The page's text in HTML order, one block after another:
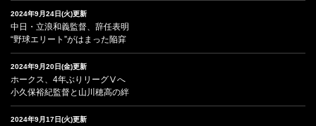
2024年9月24日(火)更新
中日・立浪和義監督、辞任表明
“野球エリート”がはまった陥穽
2024年9月20日(金)更新
ホークス、4年ぶりリーグⅤへ
小久保裕紀監督と山川穂高の絆
2024年9月17日(火)更新